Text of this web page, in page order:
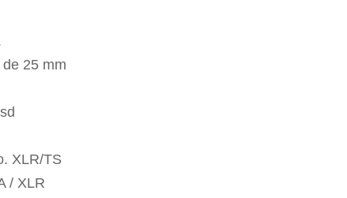
25 mm
XLR/TS
/ XLR